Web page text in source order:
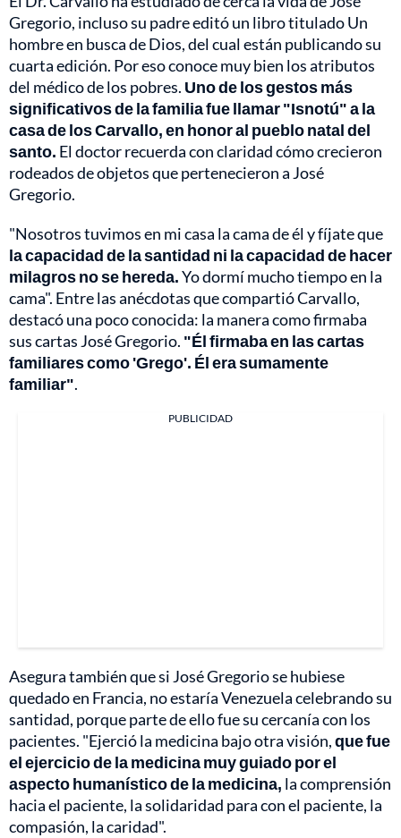
Gregorio, incluso su padre editó un libro titulado Un
hombre en busca de Dios, del cual están publicando su
cuarta edición. Por eso conoce muy bien los atributos
del médico de los pobres. Uno de los gestos más
significativos de la familia fue llamar "Isnotú" a la
casa de los Carvallo, en honor al pueblo natal del
santo. El doctor recuerda con claridad cómo crecieron
rodeados de objetos que pertenecieron a José
Gregorio.
"Nosotros tuvimos en mi casa la cama de él y fíjate que
la capacidad de la santidad ni la capacidad de hacer
milagros no se hereda.Yo dormí mucho tiempo en la
cama". Entre las anécdotas que compartió Carvallo,
destacó una poco conocida: la manera como firmaba
sus cartas José Gregorio. "Él firmaba en las cartas
familiares como 'Grego'. Él era sumamente
familiar".
PUBLICIDAD
Asegura también que si José Gregorio se hubiese
quedado en Francia, no estaría Venezuela celebrando su
santidad, porque parte de ello fue su cercanía con los
pacientes. "Ejerció la medicina bajo otra visión,que fue
el ejercicio de la medicina muy guiado por el
aspecto humanístico de la medicina, la comprensión
hacia el paciente, la solidaridad para con el paciente, la
compasión, la caridad".